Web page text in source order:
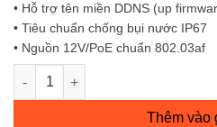
• Hỗ trợ tên miền DDNS (up
• Tiêu chuẩn chống bụi nước IP67
• Nguồn 12V/PoE chuẩn 802.03af
Camera IP hình trụ 2MP DS-
Thêm vào